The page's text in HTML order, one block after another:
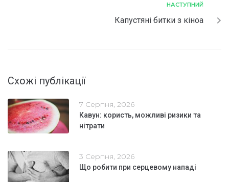
НАСТУПНИЙ
​Капустяні битки з кіноа
Схожі публікації
7 Серпня, 2026
Кавун: користь, можливі ризики та
нітрати
3 Серпня, 2026
Що робити при серцевому нападі